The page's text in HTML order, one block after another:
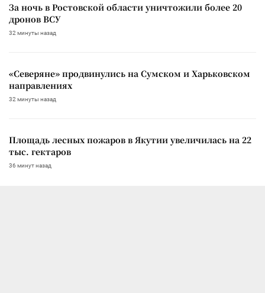
За ночь в Ростовской области уничтожили более 20
дронов ВСУ
32 минуты назад
«Северяне» продвинулись на Сумском и Харьковском
направлениях
32 минуты назад
Площадь лесных пожаров в Якутии увеличилась на 22
тыс. гектаров
36 минут назад